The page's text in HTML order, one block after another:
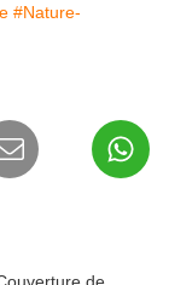
#Nature-